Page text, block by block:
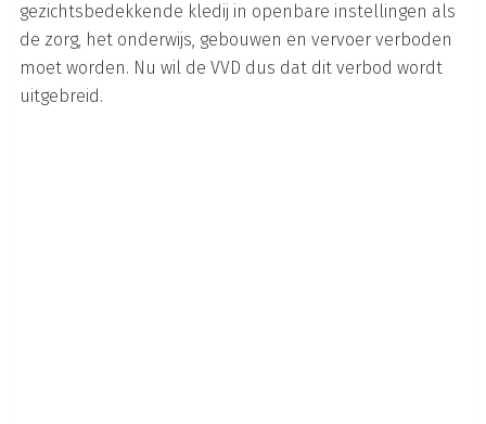
gezichtsbedekkende kledij in openbare instellingen als
de zorg, het onderwijs, gebouwen en vervoer verboden
moet worden. Nu wil de VVD dus dat dit verbod wordt
uitgebreid.